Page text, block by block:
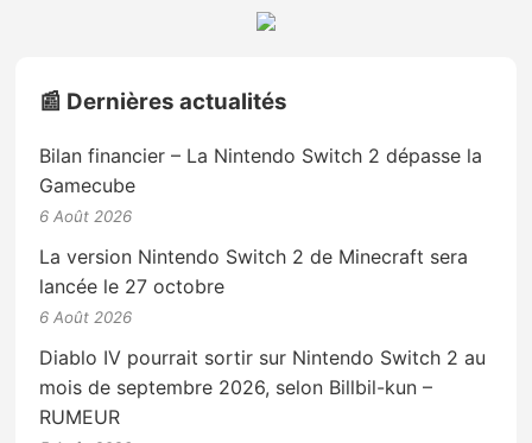
📰 Dernières actualités
Bilan financier – La Nintendo Switch 2 dépasse la
Gamecube
6 Août 2026
La version Nintendo Switch 2 de Minecraft sera
lancée le 27 octobre
6 Août 2026
Diablo IV pourrait sortir sur Nintendo Switch 2 au
mois de septembre 2026, selon Billbil-kun –
RUMEUR